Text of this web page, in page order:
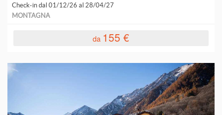
Check-in dal 01/12/26 al 28/04/27
MONTAGNA
da 155 €